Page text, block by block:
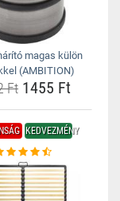
magas külön
(AMBITION)
Ft 1455 Ft
KEDVEZMÉNY